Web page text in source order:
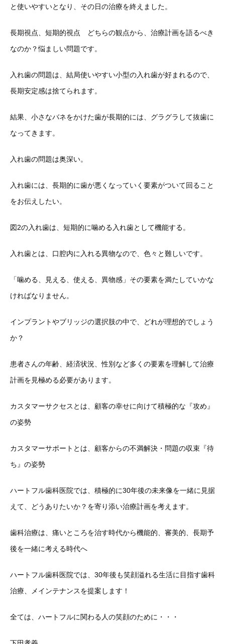
と使いやすいとなり、その日の治療を終えました。
長期視点、短期的視点 どちらの観点から、治療計画を語るべき
なのか？悩ましい問題です。
入れ歯の問題は、結局使いやすい小型の入れ歯が好まれるので、
長期安定感は捨てられます。
結果、小さなバネをかけた歯が長期的には、グラグラして抜歯に
なってきます。
入れ歯の問題は奥深い。
入れ歯には、長期的に歯が悪くなっていく要素がついて回ること
をお伝えしたい。
図2の入れ歯は、短期的に噛める入れ歯として機能する。
入れ歯とは、口腔内に入れる異物なので、色々と難しいです。
「噛める、見える、使える、異物感」その要素を満たしていかな
ければなりません。
インプラントやブリッジの選択肢の中で、どれが理想的でしょう
か？
患者さんの年齢、経済状況、性別など多くの要素を理解して治療
計画を見極める必要があります。
カスタマーサクセスとは、顧客の幸せに向けて積極的な『攻め』
の姿勢
カスタマーサポートとは、顧客からの不満解決・問題の収束『待
ち』の姿勢
ハートフル歯科医院では、積極的に30年後の未来像を一緒に見据
えて、どうありたいか？を寄り添い治療計画を考えます。
歯科治療は、痛いところを治す時代から機能的、審美的、長期予
後を一緒に考える時代へ
ハートフル歯科医院では、30年後も笑顔溢れる生活に目指す歯科
治療、メインテナンスを提案します！
全ては、ハートフルに関わる人の笑顔のために・・・